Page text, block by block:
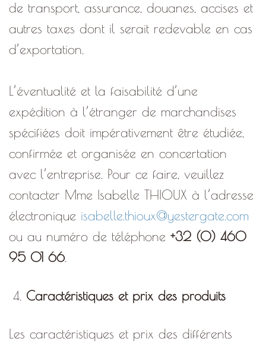
de transport, assurance, douanes, accises et
autres taxes dont il serait redevable en cas
d’exportation.
L’éventualité et la faisabilité d’une
expédition à l’étranger de marchandises
spécifiées doit impérativement être étudiée,
confirmée et organisée en concertation
avec l’entreprise. Pour ce faire, veuillez
contacter Mme Isabelle THIOUX à l’adresse
électronique isabelle.thioux@yestergate.com
ou au numéro de téléphone +32 (0) 460
95 01 66.
Caractéristiques et prix des produits
Les caractéristiques et prix des différents